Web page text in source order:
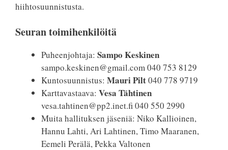
hiihtosuunnistusta.
Seuran toimihenkilöitä
Puheenjohtaja: Sampo Keskinen
sampo.keskinen@gmail.com 040 753 8129
Kuntosuunnistus: Mauri Pilt040 778 9719
Karttavastaava: Vesa Tähtinen
vesa.tahtinen@pp2.inet.fi 040 550 2990
Muita hallituksen jäseniä: Niko Kallioinen,
Hannu Lahti, Ari Lahtinen, Timo Maaranen,
Eemeli Perälä, Pekka Valtonen